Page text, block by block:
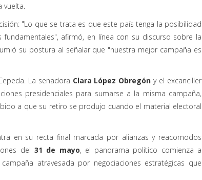
"Lo que se trata es que este país tenga la posibilidad
afirmó, en línea con su discurso sobre la
su postura al señalar que "nuestra mejor campaña es
La senadora Clara López Obregón y el excanciller
presidenciales para sumarse a la misma campaña,
a que su retiro se produjo cuando el material electoral
en su recta final marcada por alianzas y reacomodos
del31 de mayo, el panorama político comienza a
atravesada por negociaciones estratégicas que